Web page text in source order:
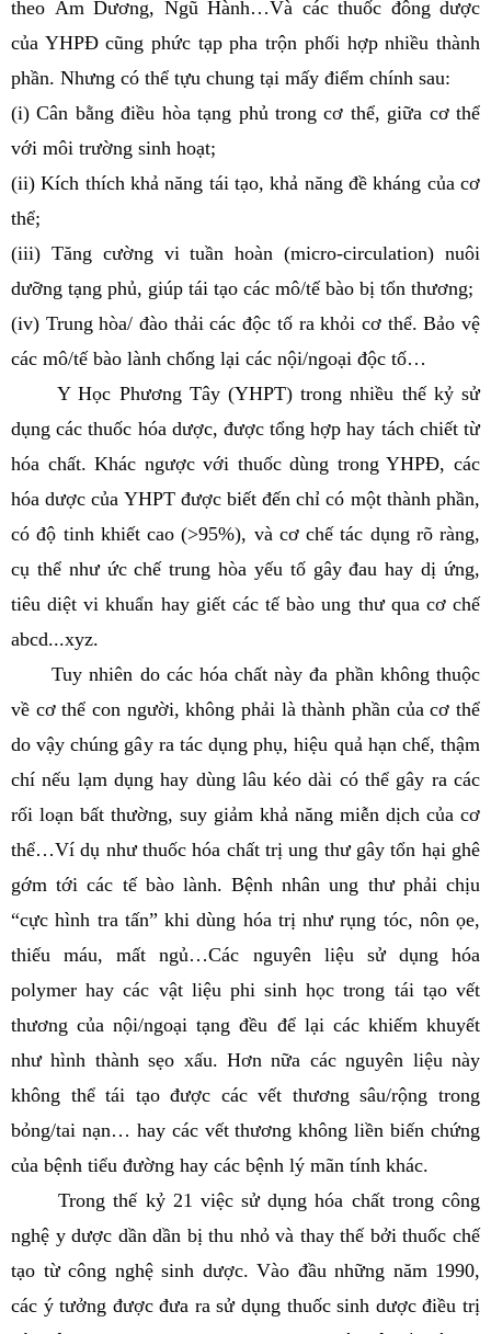
theo Âm Dương, Ngũ Hành…Và các thuốc đông dược
của YHPĐ cũng phức tạp pha trộn phối hợp nhiều thành
phần. Nhưng có thể tựu chung tại mấy điểm chính sau:
(i) Cân bằng điều hòa tạng phủ trong cơ thể, giữa cơ thể
với môi trường sinh hoạt;
(ii) Kích thích khả năng tái tạo, khả năng đề kháng của cơ
thể;
(iii) Tăng cường vi tuần hoàn (micro-circulation) nuôi
dưỡng tạng phủ, giúp tái tạo các mô/tế bào bị tổn thương;
(iv) Trung hòa/ đào thải các độc tố ra khỏi cơ thể. Bảo vệ
các mô/tế bào lành chống lại các nội/ngoại độc tố…
Y Học Phương Tây (YHPT) trong nhiều thế kỷ sử
dụng các thuốc hóa dược, được tổng hợp hay tách chiết từ
hóa chất. Khác ngược với thuốc dùng trong YHPĐ, các
hóa dược của YHPT được biết đến chỉ có một thành phần,
có độ tinh khiết cao (>95%), và cơ chế tác dụng rõ ràng,
cụ thể như ức chế trung hòa yếu tố gây đau hay dị ứng,
tiêu diệt vi khuẩn hay giết các tế bào ung thư qua cơ chế
abcd...xyz.
Tuy nhiên do các hóa chất này đa phần không thuộc
về cơ thể con người, không phải là thành phần của cơ thể
do vậy chúng gây ra tác dụng phụ, hiệu quả hạn chế, thậm
chí nếu lạm dụng hay dùng lâu kéo dài có thể gây ra các
rối loạn bất thường, suy giảm khả năng miễn dịch của cơ
thể…Ví dụ như thuốc hóa chất trị ung thư gây tổn hại ghê
gớm tới các tế bào lành. Bệnh nhân ung thư phải chịu
“cực hình tra tấn” khi dùng hóa trị như rụng tóc, nôn ọe,
thiếu máu, mất ngủ…Các nguyên liệu sử dụng hóa
polymer hay các vật liệu phi sinh học trong tái tạo vết
thương của nội/ngoại tạng đều để lại các khiếm khuyết
như hình thành sẹo xấu. Hơn nữa các nguyên liệu này
không thể tái tạo được các vết thương sâu/rộng trong
bỏng/tai nạn… hay các vết thương không liền biến chứng
của bệnh tiểu đường hay các bệnh lý mãn tính khác.
Trong thế kỷ 21 việc sử dụng hóa chất trong công
nghệ y dược dần dần bị thu nhỏ và thay thế bởi thuốc chế
tạo từ công nghệ sinh dược. Vào đầu những năm 1990,
các ý tưởng được đưa ra sử dụng thuốc sinh dược điều trị